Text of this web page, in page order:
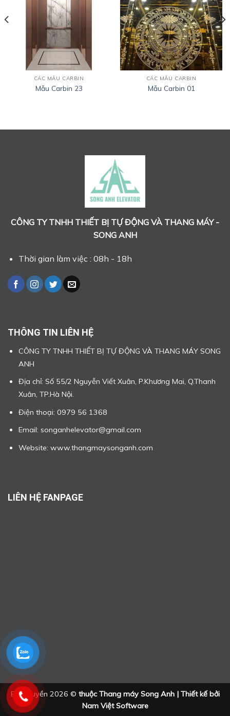
CÁC MẪU CARBIN
Mẫu Carbin 23
CÁC MẪU CARBIN
Mẫu Carbin 01
CÔNG TY TNHH THIẾT BỊ TỰ ĐỘNG VÀ THANG MÁY -
SONG ANH
Thời gian làm việc : 08h - 18h
THÔNG TIN LIÊN HỆ
CÔNG TY TNHH THIẾT BỊ TỰ ĐỘNG VÀ THANG MÁY SONG
ANH
Địa chỉ: Số 55/2 Nguyễn Viết Xuân, P.Khương Mai, Q.Thanh
Xuân, TP.Hà Nội.
Điện thoại: 0979 56 1368
Email: songanhelevator@gmail.com
Website: www.thangmaysonganh.com
LIÊN HỆ FANPAGE
Bản quyền 2026 © thuộc Thang máy Song Anh | Thiết kế bởi
Nam Việt Software